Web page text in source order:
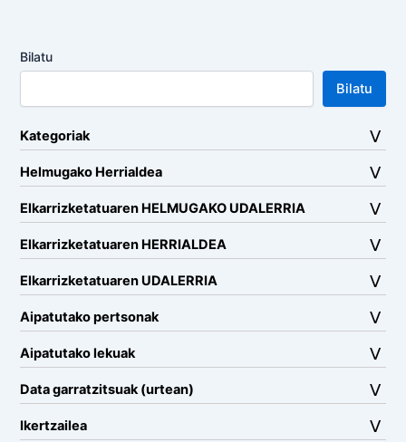
Bilatu
Bilatu
Kategoriak
Helmugako Herrialdea
Elkarrizketatuaren HELMUGAKO UDALERRIA
Elkarrizketatuaren HERRIALDEA
Elkarrizketatuaren UDALERRIA
Aipatutako pertsonak
Aipatutako lekuak
Data garratzitsuak (urtean)
Ikertzailea